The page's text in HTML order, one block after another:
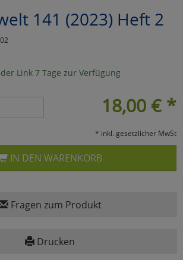
141 (2023) Heft 2
Link 7 Tage zur Verfügung
18,00 € *
* inkl. gesetzlicher MwSt
IN DEN WARENKORB
Fragen zum Produkt
Drucken
Cookies
Alle Akzeptieren
zurückzu Haupptseite